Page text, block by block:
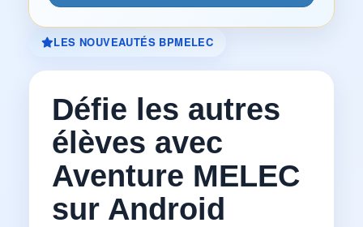
LES NOUVEAUTÉS BPMELEC
Défie les autres
élèves avec
Aventure MELEC
sur Android